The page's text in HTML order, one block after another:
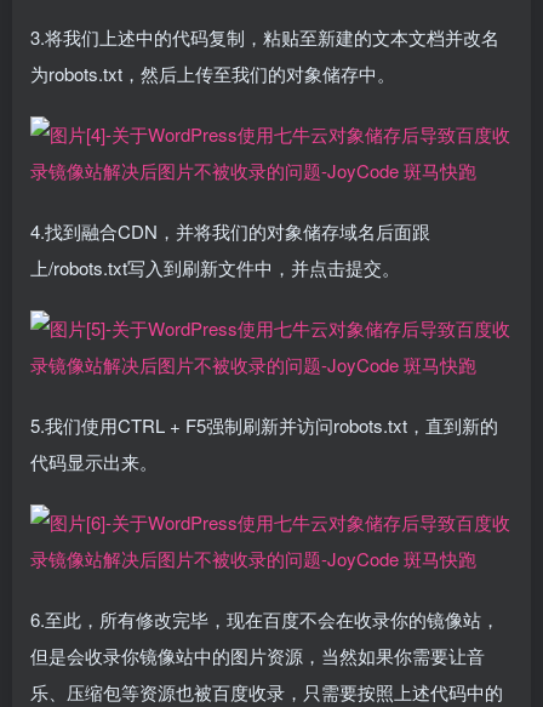
3.将我们上述中的代码复制，粘贴至新建的文本文档并改名
为robots.txt，然后上传至我们的对象储存中。
4.找到融合CDN，并将我们的对象储存域名后面跟
上/robots.txt写入到刷新文件中，并点击提交。
5.我们使用CTRL + F5强制刷新并访问robots.txt，直到新的
代码显示出来。
6.至此，所有修改完毕，现在百度不会在收录你的镜像站，
但是会收录你镜像站中的图片资源，当然如果你需要让音
乐、压缩包等资源也被百度收录，只需要按照上述代码中的